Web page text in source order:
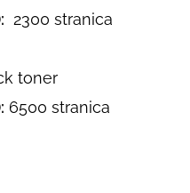
2300 stranica
toner
6500 stranica